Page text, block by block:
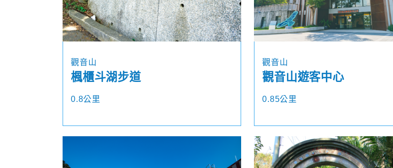
觀音山
楓櫃斗湖步道
0.8公里
觀音山
觀音山遊客中心
0.85公里